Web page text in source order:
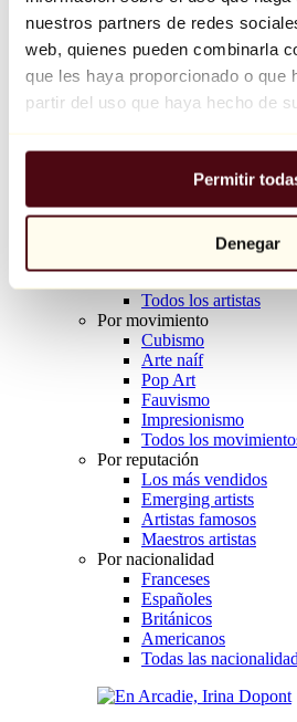
nuestros partners de redes
web, quienes pueden combinarla
que les haya proporcionado o que
partir del uso que haya hecho de
Permitir
Denegar
Balloon Dog (Orange)
Jeff Koons
10.000 €
Explorar
Todos los escultores
Todos los fotógrafos
Todos los artistas
Por movimiento
Cubismo
Arte naíf
Pop Art
Fauvismo
Impresionismo
Todos los
Por reputación
Los más vendidos
Emerging artists
Artistas famosos
Maestros artistas
Por nacionalidad
Franceses
Españoles
Británicos
Americanos
Todas las